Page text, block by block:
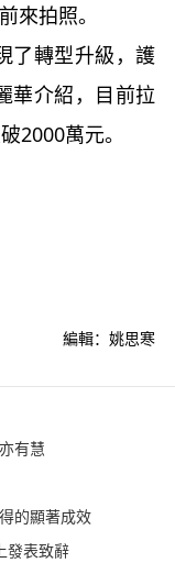
來拍照。
轉型升級，護
華介紹，目前拉
2000萬元。
編輯：姚思寒
有慧
的顯著成效
發表致辭